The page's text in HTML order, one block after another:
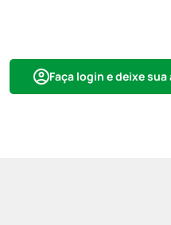
Faça login e deixe